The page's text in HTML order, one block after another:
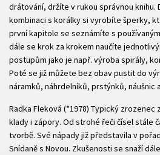
drátování, držíte v rukou správnou knihu.
kombinaci s korálky si vyrobíte šperky,
první kapitole se seznámíte s
dále se krok za krokem naučíte
postupům jako je např. výroba spirály,
Poté se již můžete bez obav pustit do
náramků, náhrdelníků, prstýnků, náušnic
Radka Fleková (*1978) Typický zrozenec
klady i zápory. Od strohé řeči čísel stále
tvorbě. Své nápady již představila v
Snídaně s Novou. Zkušenosti se snaží